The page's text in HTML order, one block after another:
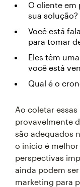
O cliente em
sua solução?
Você está
para tomar
Eles têm
você está
Qual é o
Ao coletar
provavelmente
são adequados
o início é
perspectivas
ainda podem
marketing para